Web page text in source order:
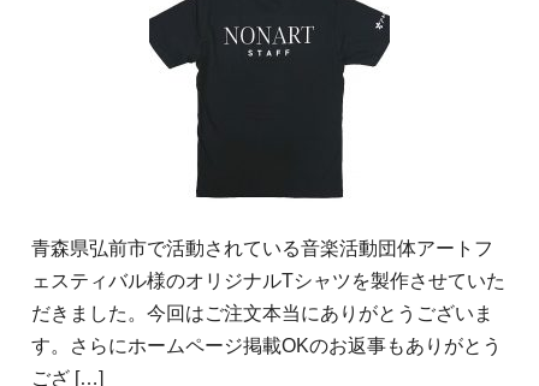
青森県弘前市で活動されている音楽活動団体アートフ
ェスティバル様のオリジナルTシャツを製作させていた
だきました。今回はご注文本当にありがとうございま
す。さらにホームページ掲載OKのお返事もありがとう
ござ […]